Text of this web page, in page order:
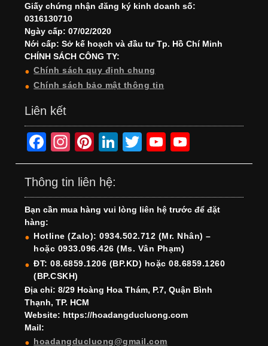
Giấy chứng nhận đăng ký kinh doanh số:
0316130710
Ngày cấp: 07/02/2020
Nới cấp: Sở kế hoạch và đầu tư Tp. Hồ Chí Minh
CHÍNH SÁCH CÔNG TY:
Chính sách quy định chung
Chính sách bảo mật thông tin
Liên kết
F
a
c
e
b
o
o
k
In
st
a
gr
a
m
Pi
nt
er
e
st
Li
n
e
dI
n
T
wi
er
Y
o
T
u
b
e
o
T
u
b
e
h
Thông tin liên hệ:
Bạn cần mua hàng vui lòng liên hệ trước để đặt
hàng:
Hotline (Zalo): 0934.502.712 (Mr. Nhân) –
hoặc 0933.096.426 (Ms. Vân Phạm)
ĐT: 08.6859.1206 (BP.KD) hoặc 08.6859.1260
(BP.CSKH)
Địa chỉ: 8/29 Hoàng Hoa Thám, P.7, Quận Bình
Thạnh, TP. HCM
Website: https://hoadangducluong.com
Mail:
hoadangducluong@gmail.com